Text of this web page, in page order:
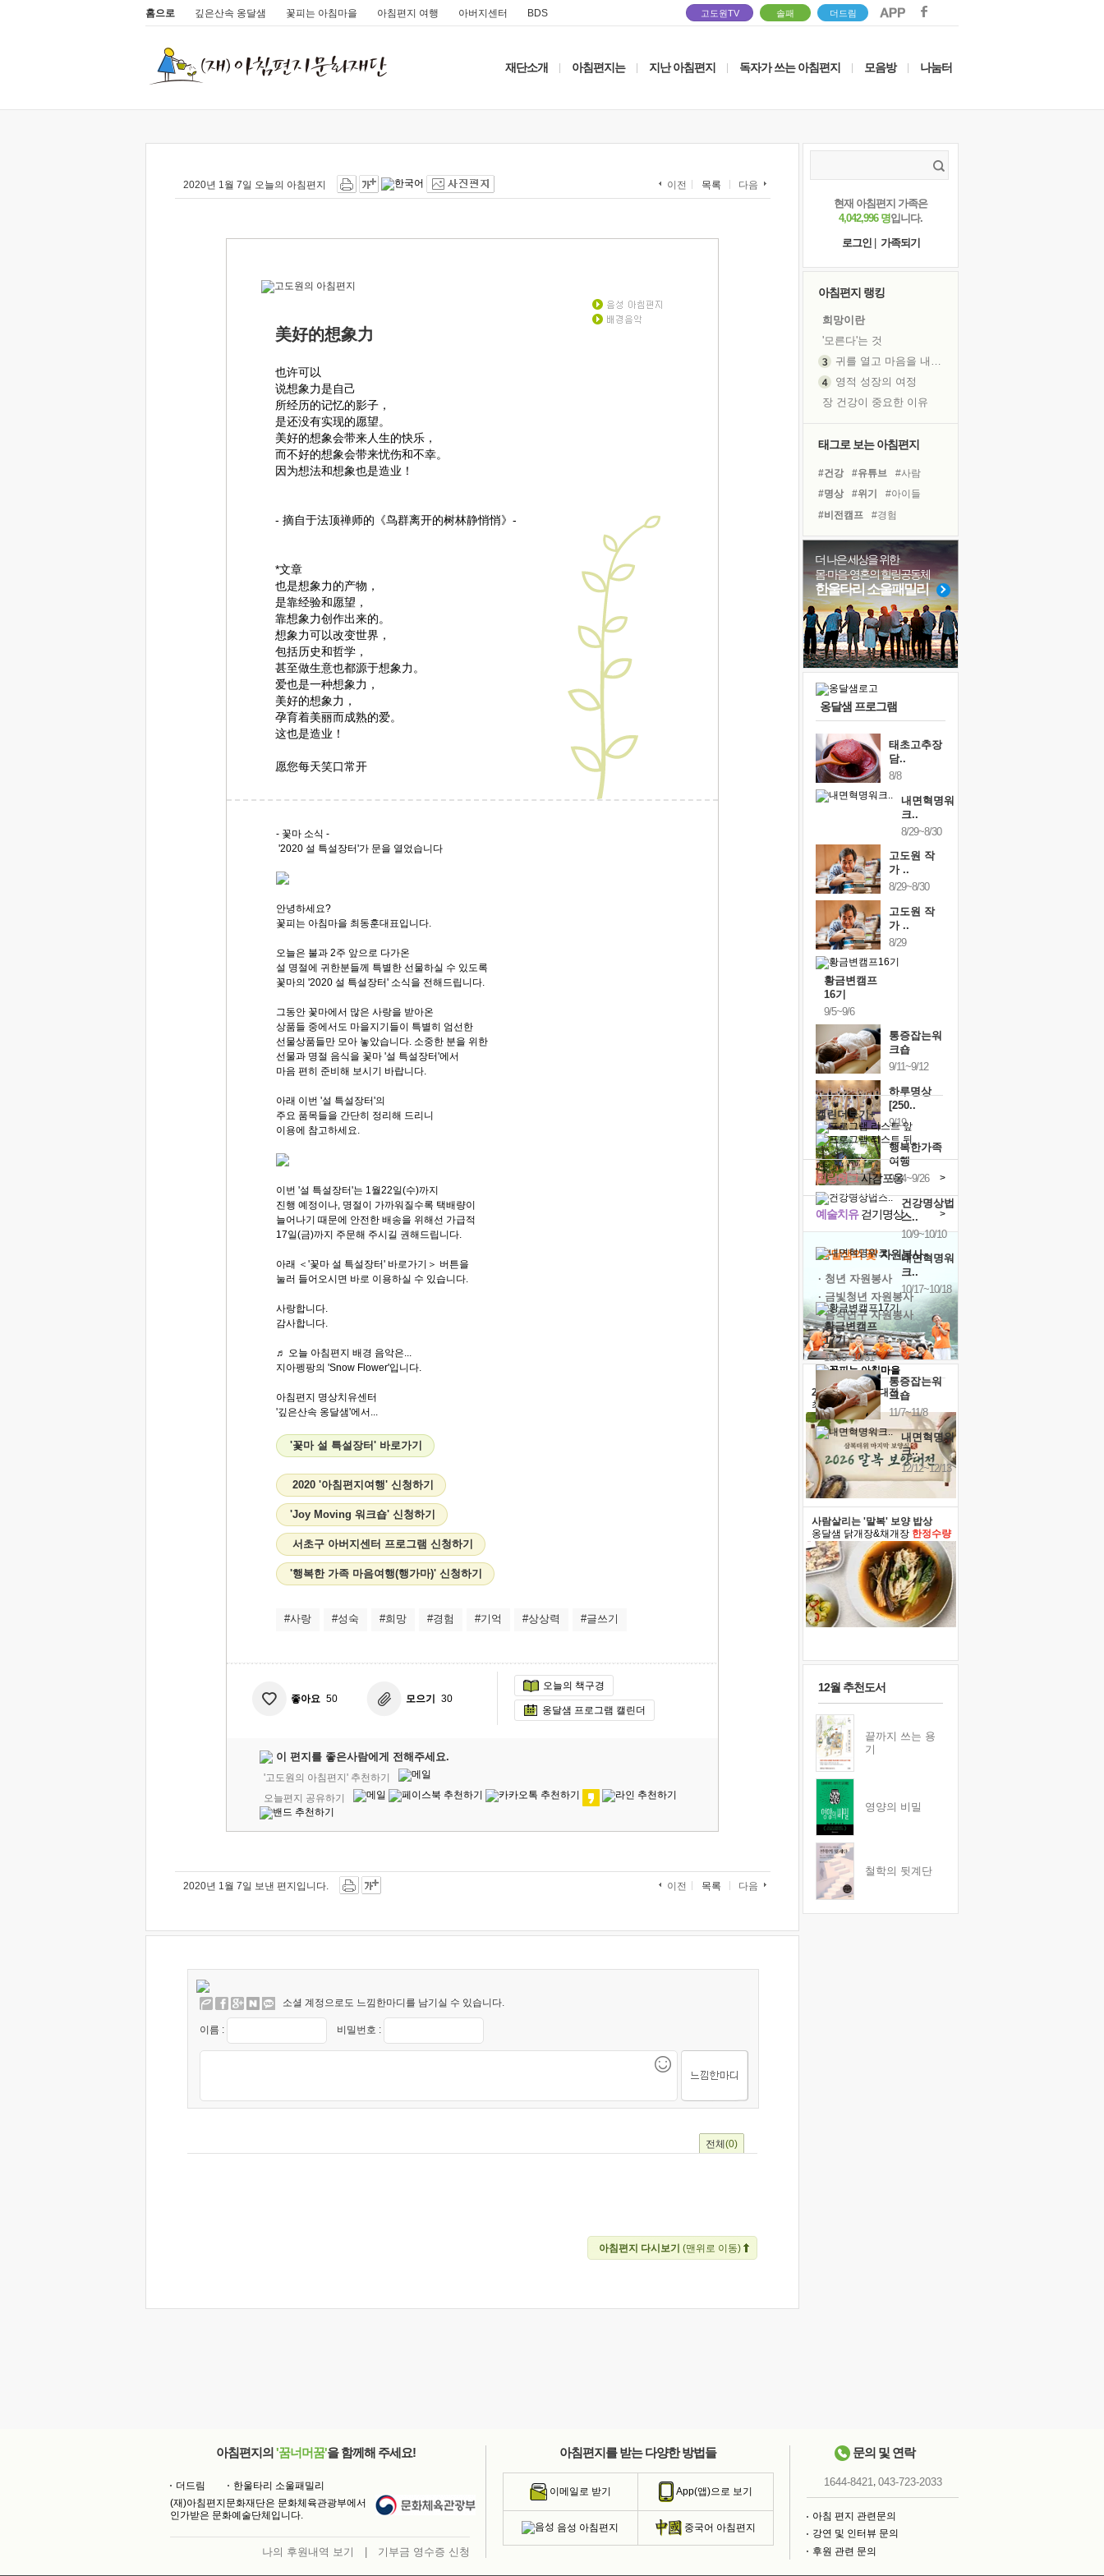
홈으로 깊은산속 옹달샘 꽃피는 아침마을 아침편지 여행 아버지센터 BDS 고도원TV 솔패 더드림
재단소개 아침편지는 지난 아침편지 독자가 쓰는 아침편지 모음방 나눔터
2020년 1월 7일 오늘의 아침편지 이전 목록 다음
美好的想象力
也许可以
说想象力是自己
所经历的记忆的影子，
是还没有实现的愿望。
美好的想象会带来人生的快乐，
而不好的想象会带来忧伤和不幸。
因为想法和想象也是造业！
- 摘自于法顶禅师的《鸟群离开的树林静悄悄》-
*文章
也是想象力的产物，
是靠经验和愿望，
靠想象力创作出来的。
想象力可以改变世界，
包括历史和哲学，
甚至做生意也都源于想象力。
爱也是一种想象力，
美好的想象力，
孕育着美丽而成熟的爱。
这也是造业！
愿您每天笑口常开
- 꽃마 소식 -
'2020 설 특설장터'가 문을 열었습니다
안녕하세요?
꽃피는 아침마을 최동훈대표입니다.
오늘은 불과 2주 앞으로 다가온
설 명절에 귀한분들께 특별한 선물하실 수 있도록
꽃마의 '2020 설 특설장터' 소식을 전해드립니다.
그동안 꽃마에서 많은 사랑을 받아온
상품들 중에서도 마을지기들이 특별히 엄선한
선물상품들만 모아 놓았습니다. 소중한 분을 위한
선물과 명절 음식을 꽃마 '설 특설장터'에서
마음 편히 준비해 보시기 바랍니다.
아래 이번 '설 특설장터'의
주요 품목들을 간단히 정리해 드리니
이용에 참고하세요.
이번 '설 특설장터'는 1월22일(수)까지
진행 예정이나, 명절이 가까워질수록 택배량이
늘어나기 때문에 안전한 배송을 위해선 가급적
17일(금)까지 주문해 주시길 권해드립니다.
아래 ＜'꽃마 설 특설장터' 바로가기＞ 버튼을
눌러 들어오시면 바로 이용하실 수 있습니다.
사랑합니다.
감사합니다.
♬ 오늘 아침편지 배경 음악은...
지아펭팡의 'Snow Flower'입니다.
아침편지 명상치유센터
'깊은산속 옹달샘'에서...
'꽃마 설 특설장터' 바로가기
2020 '아침편지여행' 신청하기
'Joy Moving 워크숍' 신청하기
서초구 아버지센터 프로그램 신청하기
'행복한 가족 마음여행(행가마)' 신청하기
#사랑 #성숙 #희망 #경험 #기억 #상상력 #글쓰기
좋아요 50 모으기 30
오늘의 책구경
옹달샘 프로그램 캘린더
이 편지를 좋은사람에게 전해주세요.
'고도원의 아침편지' 추천하기
오늘편지 공유하기
2020년 1월 7일 보낸 편지입니다. 이전 목록 다음
소셜 계정으로도 느낌한마디를 남기실 수 있습니다.
이름 : 비밀번호 :
전체 (0)
아침편지 다시보기 (맨위로 이동)
현재 아침편지 가족은
4,042,996 명입니다.
로그인
가족되기
아침편지 랭킹
희망이란
'모른다'는 것
귀를 열고 마음을 내어주고
영적 성장의 여정
장 건강이 중요한 이유
꿈이 실제가 되는 것
'말 타는 법'을 먼저
졸업식 사진을 보며
아픈 아버지를 위한 공간 설계
극심한 변비, 어깨결림, 수면 장애
보고 싶은 어머니
유년 시절의 부산 영도 바다
못된 꼰대들
거울 속의 나
태그로 보는 아침편지
#건강 #유튜브
#사람
#명상
#위기
#아이들
#비전캠프
#경험
#극복
#면역력
#도움
#나눔
#희망
#친구
#계획
#링컨학교
#힐링
#다짐
#선택
#삶
#바이러스
더 나은 세상을 위한
몸·마음·영혼의 힐링공동체
한울타리 소울패밀리
옹달샘 프로그램
태초고추장
담..
8/8
내면혁명워
크..
8/29~8/30
고도원 작
가 ..
8/29~8/30
고도원 작
가 ..
8/29
황금변캠프
16기
9/5~9/6
통증잡는워
크숍
9/11~9/12
하루명상
[250..
9/19
행복한가족
여행
9/24~9/26
건강명상법
스..
10/9~10/10
내면혁명워
크..
10/17~10/18
황금변캠프
17기
10/30~10/31
통증잡는워
크숍
11/7~11/8
내면혁명워
크..
12/12~12/13
캘린더보기+
예술치유걷기명상 >
힐링허그사감포옹 >
'옹달샘의 꽃'자원봉사
· 청년 자원봉사
· 금빛청년 자원봉사
· 음식연구 자원봉사
2026 말복 보양대전
최대74%할인
사람살리는 '말복' 보양 밥상
옹달샘 닭개장&채개장 한정수량
12월 추천도서
끝까지 쓰는 용
기
영양의 비밀
철학의 뒷계단
아침편지의 '꿈너머꿈'을 함께해 주세요!
더드림
한울타리 소울패밀리
(재)아침편지문화재단은 문화체육관광부에서
인가받은 문화예술단체입니다.
나의 후원내역 보기 기부금 영수증 신청
아침편지를 받는 다양한 방법들
이메일로 받기 App(앱)으로 보기
음성 아침편지 중국어 아침편지
문의 및 연락
1644-8421, 043-723-2033
아침 편지 관련문의
강연 및 인터뷰 문의
후원 관련 문의